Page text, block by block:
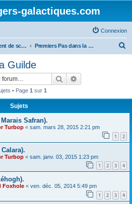
galactiques.com
Connexion
Développement de scénarios MEGA IV Premiers Pas dans la Guilde
e
Guilde
Rechercher
• Page 1 sur 1
Sujets
Safran).
Turbop « sam. mars 28, 2015 2:21 pm
1 2
Turbop « sam. janv. 03, 2015 1:23 pm
1 2 3 4
Foxhole « ven. déc. 05, 2014 5:49 pm
1 2 3 4